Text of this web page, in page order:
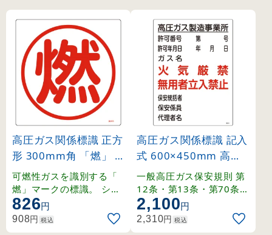
高圧ガス関係標識 正方
形 300mm角 「燃」 (
39403)
可燃性ガスを識別する「
燃」マークの標識。 シン
プルかつ強力な警告表示
で事故を未然に防ぎます
826円
908円 税込
高圧ガス関係標識 記入
式 600×450mm 高圧
ガス製造事業所 火気厳
禁 無用者立入禁止 (39
303)
一般高圧ガス保安規則 第
12条・第13条・第70条・
関係例示基準1-4-1,2、そ
の他。
2,100円
2,310円 税込